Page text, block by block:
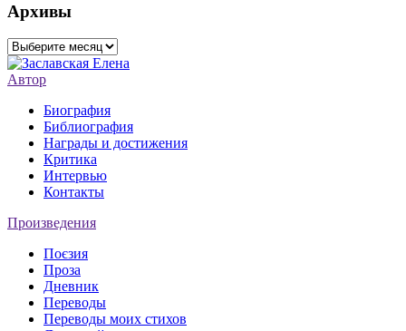
Архивы
Архивы
Автор
Биография
Библиография
Награды и достижения
Критика
Интервью
Контакты
Произведения
Поєзия
Проза
Дневник
Переводы
Переводы моих стихов